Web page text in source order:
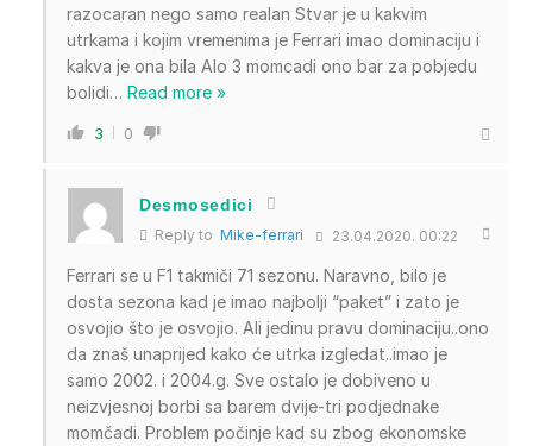
razocaran nego samo realan Stvar je u kakvim
utrkama i kojim vremenima je Ferrari imao dominaciju i
kakva je ona bila Alo 3 momcadi ono bar za pobjedu
bolidi… Read more »
3 0
Desmosedici
Reply to Mike-ferrari 23.04.2020. 00:22
Ferrari se u F1 takmiči 71 sezonu. Naravno, bilo je
dosta sezona kad je imao najbolji “paket” i zato je
osvojio što je osvojio. Ali jedinu pravu dominaciju..ono
da znaš unaprijed kako će utrka izgledat..imao je
samo 2002. i 2004.g. Sve ostalo je dobiveno u
neizvjesnoj borbi sa barem dvije-tri podjednake
momčadi. Problem počinje kad su zbog ekonomske